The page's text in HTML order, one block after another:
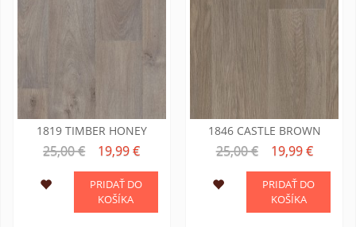
1819 TIMBER HONEY
25,00 € 19,99 €
PRIDAŤ DO
KOŠÍKA
1846 CASTLE BROWN
25,00 € 19,99 €
PRIDAŤ DO
KOŠÍKA